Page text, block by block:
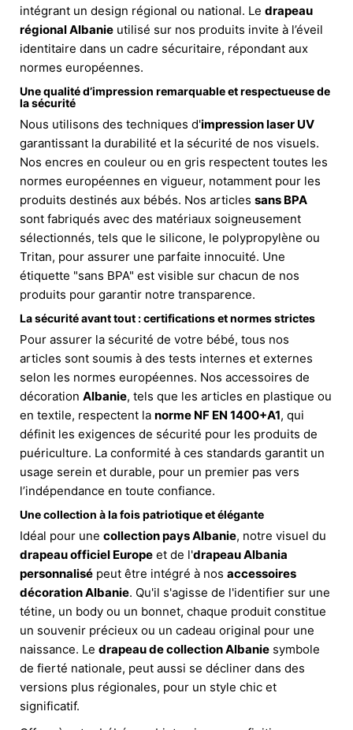
intégrant un design régional ou national. Le drapeau
régional Albanie utilisé sur nos produits invite à l’éveil
identitaire dans un cadre sécuritaire, répondant aux
normes européennes.
Une qualité d’impression remarquable et respectueuse de
la sécurité
Nous utilisons des techniques d'impression laser UV
garantissant la durabilité et la sécurité de nos visuels.
Nos encres en couleur ou en gris respectent toutes les
normes européennes en vigueur, notamment pour les
produits destinés aux bébés. Nos articles sans BPA
sont fabriqués avec des matériaux soigneusement
sélectionnés, tels que le silicone, le polypropylène ou
Tritan, pour assurer une parfaite innocuité. Une
étiquette "sans BPA" est visible sur chacun de nos
produits pour garantir notre transparence.
La sécurité avant tout : certifications et normes strictes
Pour assurer la sécurité de votre bébé, tous nos
articles sont soumis à des tests internes et externes
selon les normes européennes. Nos accessoires de
décoration Albanie, tels que les articles en plastique ou
en textile, respectent la norme NF EN 1400+A1, qui
définit les exigences de sécurité pour les produits de
puériculture. La conformité à ces standards garantit un
usage serein et durable, pour un premier pas vers
l’indépendance en toute confiance.
Une collection à la fois patriotique et élégante
Idéal pour une collection pays Albanie, notre visuel du
drapeau officiel Europe et de l'drapeau Albania
personnalisé peut être intégré à nos accessoires
décoration Albanie. Qu'il s'agisse de l'identifier sur une
tétine, un body ou un bonnet, chaque produit constitue
un souvenir précieux ou un cadeau original pour une
naissance. Le drapeau de collection Albanie symbole
de fierté nationale, peut aussi se décliner dans des
versions plus régionales, pour un style chic et
significatif.